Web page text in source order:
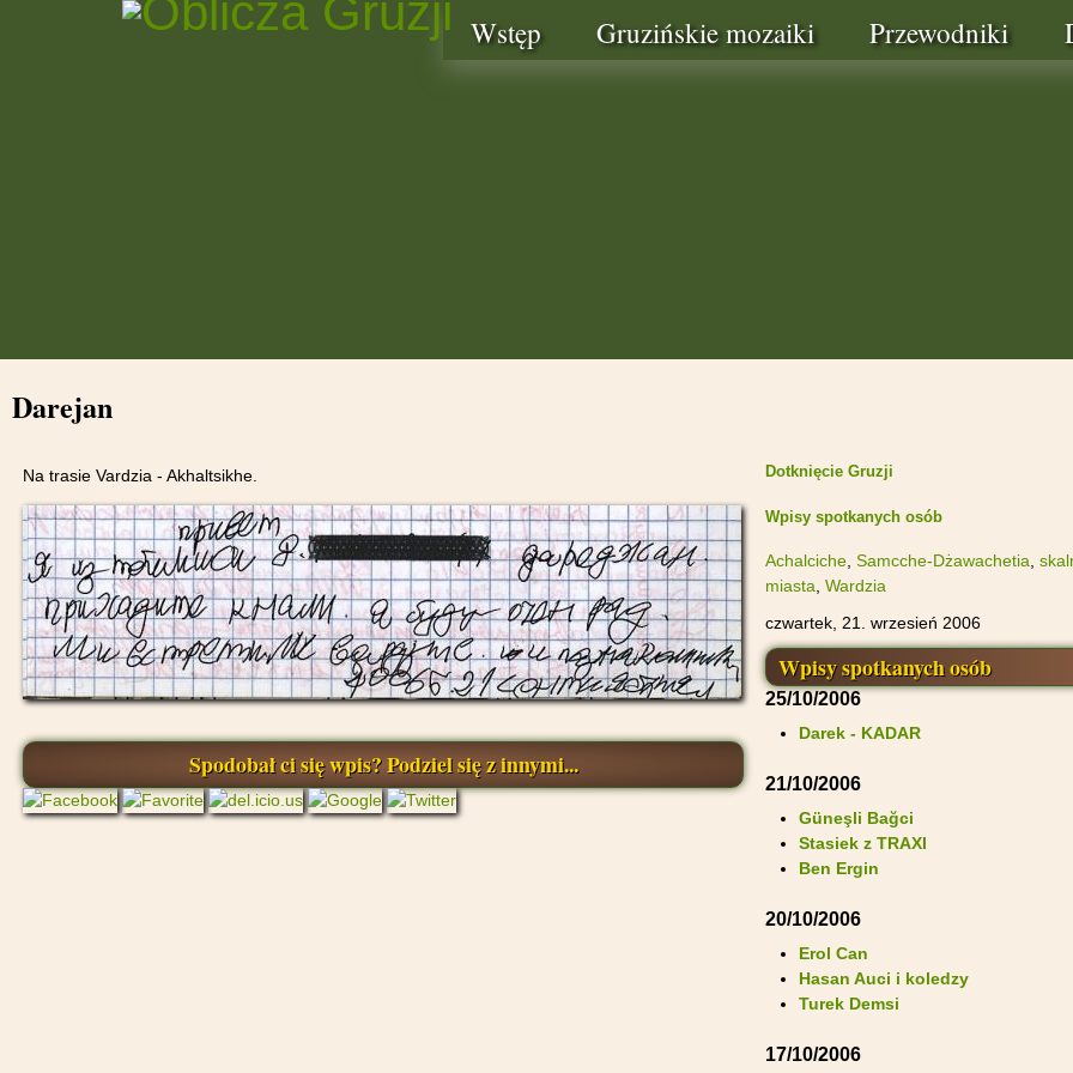
Wstęp Gruzińskie mozaiki Przewodniki
Darejan
Na trasie Vardzia - Akhaltsikhe.
Spodobał ci się wpis? Podziel się z innymi...
Dotknięcie Gruzji
Wpisy spotkanych osób
Achalciche Samcche-Dżawachetia
miasta Wardzia
czwartek, 21. wrzesień 2006
Wpisy spotkanych osób
25/10/2006
Darek - KADAR
21/10/2006
Güneşli Bağci
Stasiek z TRAXI
Ben Ergin
20/10/2006
Erol Can
Hasan Auci i koledzy
Turek Demsi
17/10/2006